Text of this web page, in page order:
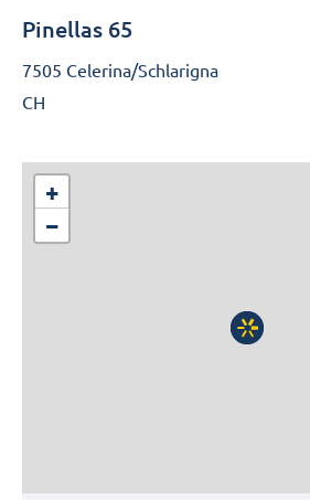
Pinellas 65
7505 Celerina/Schlarigna
CH
+
−